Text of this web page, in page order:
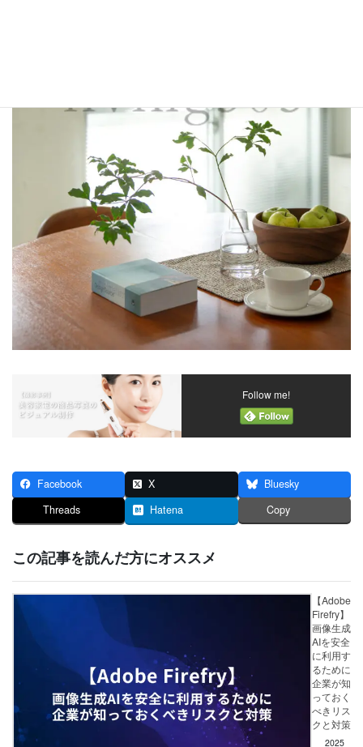
Follow me!
Facebook X
Bluesky
Threads
Hatena Copy
この記事を読んだ方にオススメ
【Adobe
Firefry】
画像生成
AIを安全
に利用す
るために
企業が知
っておく
べきリス
クと対策
2025